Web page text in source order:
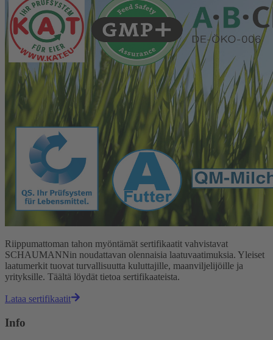
Riippumattoman tahon myöntämät sertifikaatit vahvistavat
SCHAUMANNin noudattavan olennaisia laatuvaatimuksia. Yleiset
laatumerkit tuovat turvallisuutta kuluttajille, maanviljelijöille ja
yrityksille. Täältä löydät tietoa sertifikaateista.
Lataa sertifikaatit
Info